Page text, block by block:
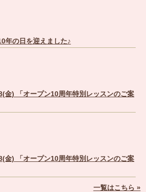
年の日を迎えました♪
) 「オープン10周年特別レッスンのご案
) 「オープン10周年特別レッスンのご案
一覧はこちら »